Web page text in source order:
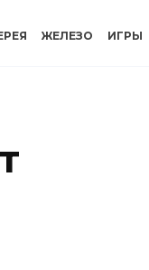
ЖЕЛЕЗО ИГРЫ